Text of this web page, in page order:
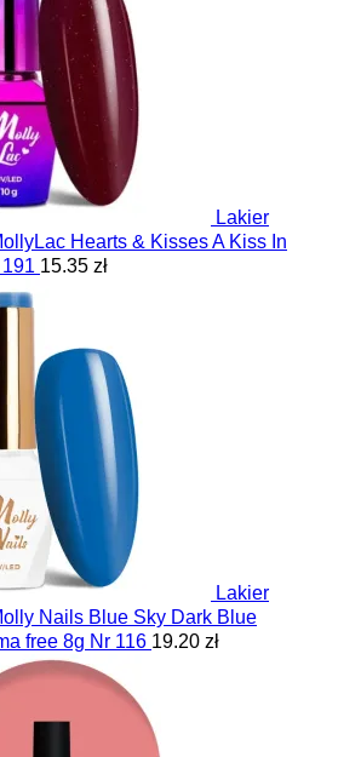
Lakier
Hearts & Kisses A Kiss In
15.35 zł
Lakier
Nails Blue Sky Dark Blue
free 8g Nr 116 19.20 zł